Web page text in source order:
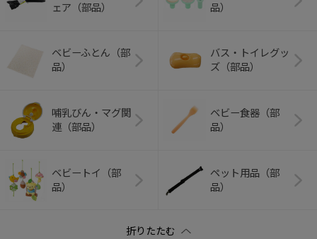
ェア（部品）
品）
ベビーふとん（部
品）
バス・トイレグッ
ズ（部品）
哺乳びん・マグ関
連（部品）
ベビー食器（部
品）
ベビートイ（部
品）
ペット用品（部
品）